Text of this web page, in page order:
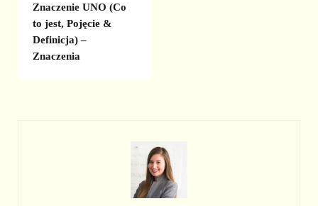
Znaczenie UNO (Co
to jest, Pojęcie &
Definicja) –
Znaczenia